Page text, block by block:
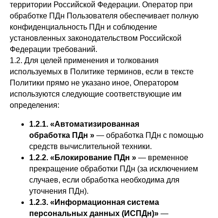
территории Российской Федерации. Оператор при
обработке ПДн Пользователя обеспечивает полную
конфиденциальность ПДн и соблюдение
установленных законодательством Российской
Федерации требований.
1.2. Для целей применения и толкования
используемых в Политике терминов, если в тексте
Политики прямо не указано иное, Оператором
используются следующие соответствующие им
определения:
1.2.1. «Автоматизированная
обработка ПДн » — обработка ПДн с помощью
средств вычислительной техники.
1.2.2. «Блокирование ПДн » — временное
прекращение обработки ПДн (за исключением
случаев, если обработка необходима для
уточнения ПДн).
1.2.3. «Информационная система
персональных данных (ИСПДн)» —